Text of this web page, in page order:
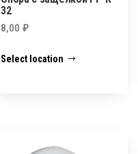
32
8,00₽
Select location